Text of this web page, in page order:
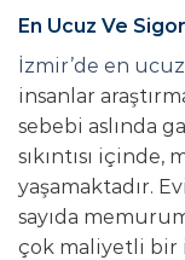
En Ucuz Ve
İzmir’de en
insanlar
sebebi aslında
sıkıntısı
yaşamaktadır.
sayıda
çok maliyetli bir